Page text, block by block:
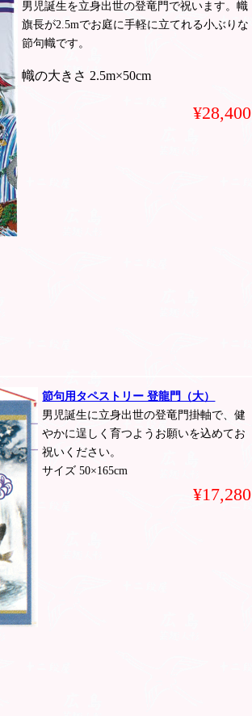
男児誕生を立身出世の登竜門で祝います。幟
旗長が2.5mでお庭に手軽に立てれる小ぶりな
節句幟です。
幟の大きさ 2.5m×50cm
¥28,400
節句用タペストリー 登龍門（大）
男児誕生に立身出世の登竜門掛軸で、健
やかに逞しく育つようお願いを込めてお
祝いください。
サイズ 50×165cm
¥17,280